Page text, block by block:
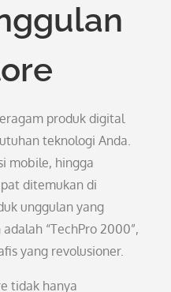
produk digital
teknologi Anda.
mobile, hingga
ditemukan di
unggulan yang
“TechPro 2000”,
yang revolusioner.
tidak hanya